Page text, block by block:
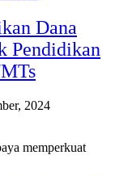
Dana
Pendidikan
2024
memperkuat